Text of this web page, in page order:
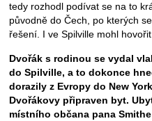
tedy rozhodl podívat se na to
původně do Čech, po kterých
řešení. I ve Spilville mohl
Dvořák s rodinou se vydal
do Spilville, a to dokonce
dorazily z Evropy do New
Dvořákovy připraven byt.
místního občana pana